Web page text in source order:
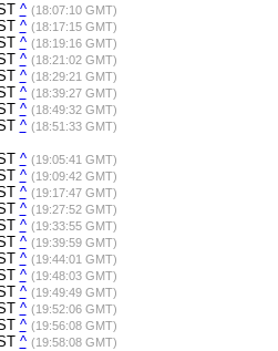
^ (18:07:10 GMT)
^ (18:17:15 GMT)
^ (18:19:16 GMT)
^ (18:21:02 GMT)
^ (18:29:21 GMT)
^ (18:39:27 GMT)
^ (18:49:32 GMT)
^ (18:51:33 GMT)
^ (19:05:41 GMT)
^ (19:09:42 GMT)
^ (19:17:47 GMT)
^ (19:27:52 GMT)
^ (19:33:55 GMT)
^ (19:39:59 GMT)
^ (19:44:01 GMT)
^ (19:48:03 GMT)
^ (19:49:49 GMT)
^ (19:52:06 GMT)
^ (19:56:08 GMT)
^ (19:58:08 GMT)